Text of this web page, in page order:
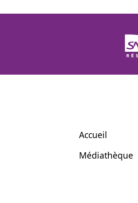
Accueil
Médiathèque